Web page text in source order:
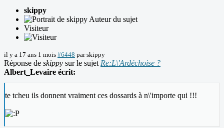
skippy
Auteur du sujet
Visiteur
il y a 17 ans 1 mois #6448 parskippy
Réponse de skippy sur le sujet Re:L\'Ardéchoise ?
Albert_Levaire écrit:
te tcheu ils donnent vraiment ces dossards à n\'importe qui !!!